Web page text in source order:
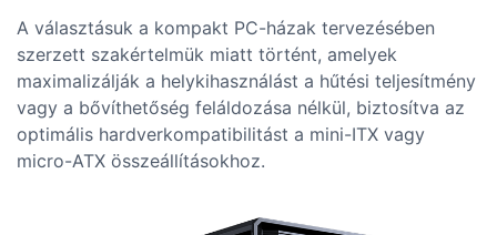
A választásuk a kompakt PC-házak tervezésében
szerzett szakértelmük miatt történt, amelyek
maximalizálják a helykihasználást a hűtési teljesítmény
vagy a bővíthetőség feláldozása nélkül, biztosítva az
optimális hardverkompatibilitást a mini-ITX vagy
micro-ATX összeállításokhoz.